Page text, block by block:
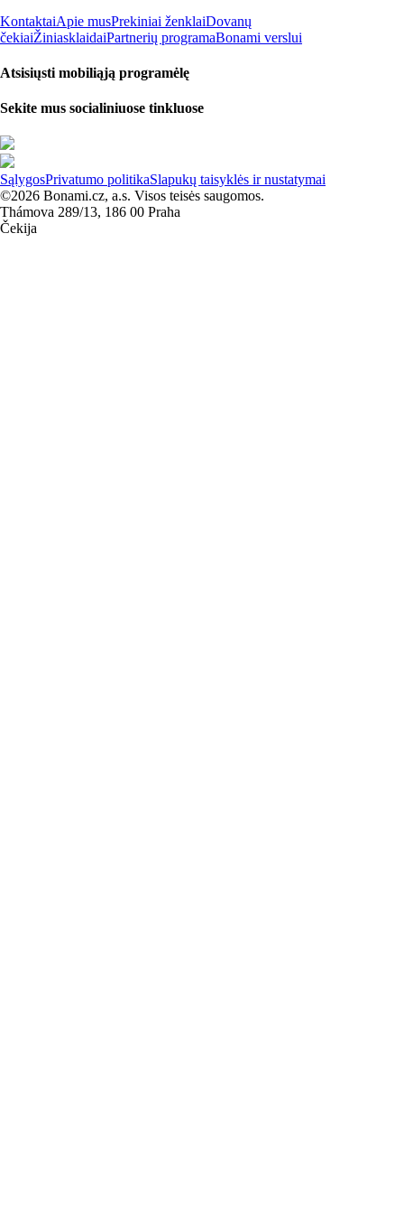
KontaktaiApie musPrekiniai ženklaiDovanų
čekiaiŽiniasklaidaiPartnerių programaBonami verslui
Atsisiųsti mobiliąją programėlę
Sekite mus socialiniuose tinkluose
SąlygosPrivatumo politikaSlapukų taisyklės ir nustatymai
©2026 Bonami.cz, a.s. Visos teisės saugomos.
Thámova 289/13, 186 00 Praha
Čekija